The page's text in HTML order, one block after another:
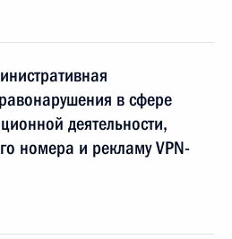
в сфере
деятельности,
номера и рекламу VPN-